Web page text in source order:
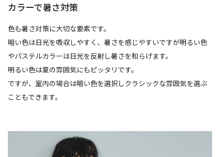
カラーで暑さ対策
色も暑さ対策に大切な要素です。
暗い色は日光を吸収しやすく、暑さを感じやすいですが明るい色
やパステルカラーは日光を反射し暑さを和らげます。
明るい色は夏の雰囲気にもピッタリです。
ですが、室内の場合は暗い色を選択しクラシックな雰囲気を選ぶ
こともできます。